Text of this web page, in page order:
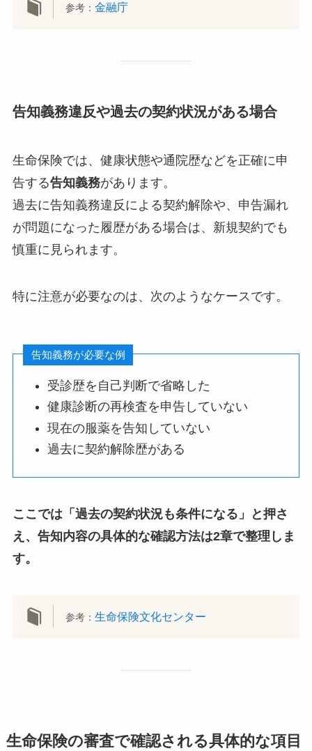
参考：金融庁
告知義務違反や過去の契約状況がある場合
生命保険では、健康状態や通院歴などを正確に申
告する告知義務があります。
過去に告知義務違反による契約解除や、申告漏れ
が問題になった履歴がある場合は、新規契約でも
慎重に見られます。
特に注意が必要なのは、次のようなケースです。
告知義務が必要な例
受診歴を自己判断で省略した
健康診断の再検査を申告していない
現在の服薬を告知していない
過去に契約解除歴がある
ここでは「過去の契約状況も条件になる」と押さ
え、告知内容の具体的な確認方法は2章で整理しま
す。
参考：生命保険文化センター
生命保険の審査で確認される具体的な項目